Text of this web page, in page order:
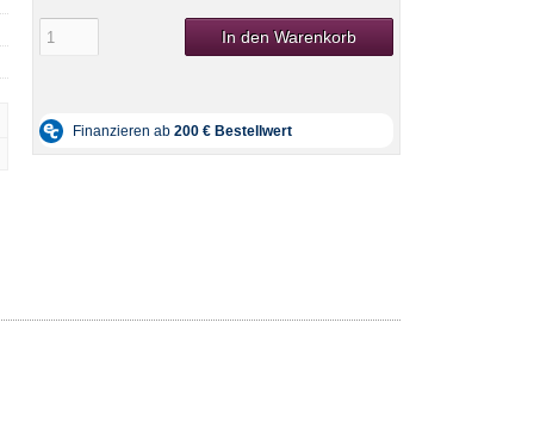
In den Warenkorb